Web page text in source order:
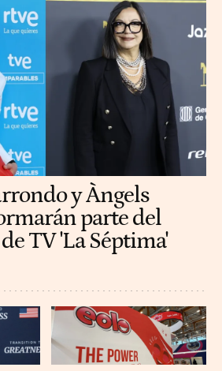
y Àngels
parte del
TV 'La Séptima'